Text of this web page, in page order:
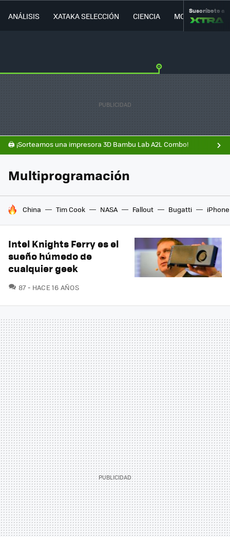
ANÁLISIS XATAKA SELECCIÓN CIENCIA MOVILIDAD
Suscríbete a
🖨️ ¡Sorteamos una impresora 3D Bambu Lab A2L Combo!
Multiprogramación
HOY SE HABLA DE
China Tim Cook NASA Fallout Bugatti iPhone
Intel Knights Ferry es el
sueño húmedo de
cualquier geek
87COMENTARIOS
HACE 16 AÑOS